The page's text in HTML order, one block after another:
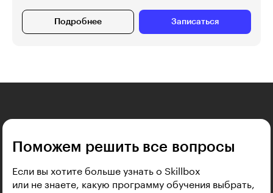
Подробнее Записаться
Поможем решить все вопросы
Если вы хотите больше узнать о Skillbox
или не знаете, какую программу обучения выбрать,